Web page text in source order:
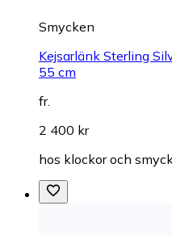
Smycken
Kejsarlänk Sterling
55 cm
fr.
2 400 kr
hos klockor och